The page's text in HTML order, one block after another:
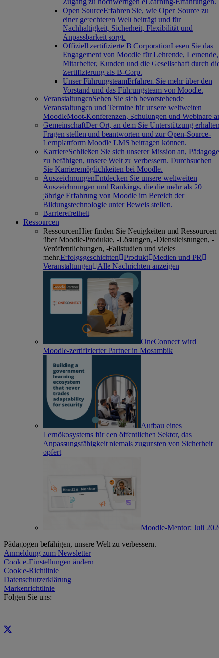
Zugang zu hochwertigen eLearning-Erfahrungen.
Open SourceErfahren Sie, wie Open Source zu
einer gerechteren Welt beiträgt und für
Nachhaltigkeit, Sicherheit, Flexibilität und
Anpassbarkeit sorgt.
Offiziell zertifizierte B CorporationLesen Sie das
Engagement von Moodle für Lehrende, Lernende,
Mitarbeiter, Kunden und die Gesellschaft durch
Zertifizierung als B-Corp.
Unser FührungsteamErfahren Sie mehr über den
Vorstand und das Führungsteam von Moodle.
VeranstaltungenSehen Sie sich bevorstehende
Veranstaltungen und Termine für unsere weltweiten
MoodleMoot-Konferenzen, Schulungen und Webinare
GemeinschaftDer Ort, an dem Sie Unterstützung
Fragen stellen und beantworten und zur Open-Source-
Lernplattform Moodle LMS beitragen können.
KarriereSchließen Sie sich unserer Mission an,
zu befähigen, unsere Welt zu verbessern. Durchsuchen
Sie Karrieremöglichkeiten bei Moodle.
AuszeichnungenEntdecken Sie unsere weltweiten
Auszeichnungen und Rankings, die die mehr als 20-
jährige Erfahrung von Moodle im Bereich der
Bildungstechnologie unter Beweis stellen.
Barrierefreiheit
Ressourcen
RessourcenHier finden Sie Neuigkeiten und Ressourcen
über Moodle-Produkte, -Lösungen, -Dienstleistungen, -
Veröffentlichungen, -Fallstudien und vieles
mehr.Erfolgsgeschichten Produkt Medien und PR
Veranstaltungen
Alle Nachrichten anzeigen
OneConnect wird
Moodle-zertifizierter Partner in Mosambik
Aufbau eines
Lernökosystems für den öffentlichen Sektor, das
Anpassungsfähigkeit niemals zugunsten von Sicherheit
opfert
Moodle-Mentor: Juli
Pädagogen befähigen, unsere Welt zu verbessern.
Anmeldung zum Newsletter
Cookie-Einstellungen ändern
Cookie-Richtlinie
Datenschutzerklärung
Markenrichtlinie
Folgen Sie uns: